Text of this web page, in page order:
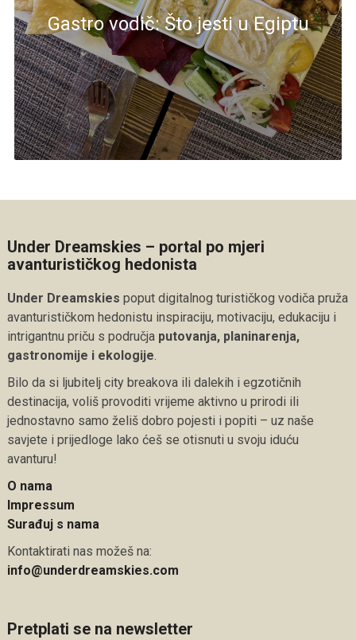
Gastro vodič: Što jesti u Egiptu
Under Dreamskies – portal po mjeri
avanturističkog hedonista
Under Dreamskies poput digitalnog turističkog vodiča pruža
avanturističkom hedonistu inspiraciju, motivaciju, edukaciju i
intrigantnu priču s područja putovanja, planinarenja,
gastronomije i ekologije
Bilo da si ljubitelj city breakova ili dalekih i egzotičnih
destinacija, voliš provoditi vrijeme aktivno u prirodi ili
jednostavno samo želiš dobro pojesti i popiti – uz naše
savjete i prijedloge lako ćeš se otisnuti u svoju iduću
avanturu!
O nama
Impressum
Surađuj s nama
Kontaktirati nas možeš na:
info@underdreamskies.com
Pretplati se na newsletter